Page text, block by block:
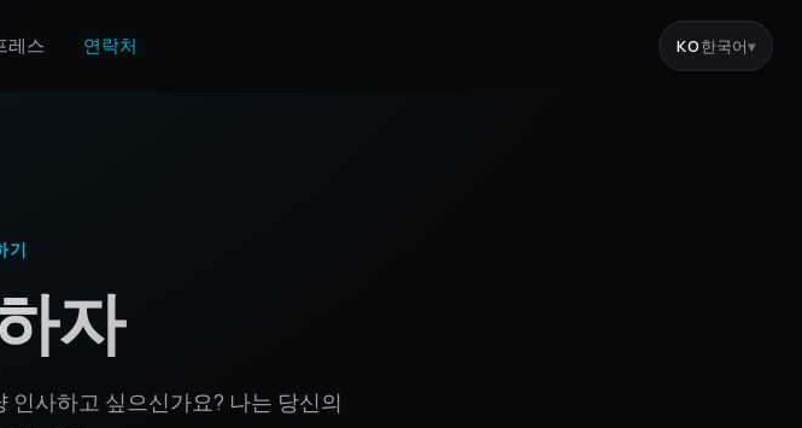
레스 연락처 KO한국어▾
기
자
인사하고 싶으신가요? 나는 당신의